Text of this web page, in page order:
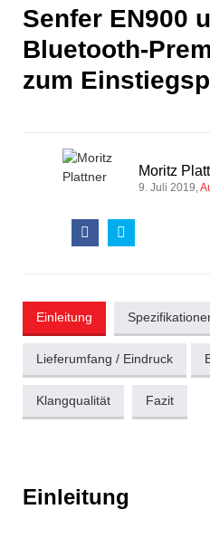
Senfer EN900
Bluetooth-
zum
Moritz
9. Juli 2019
Einleitung
Lieferumfang / Eindruck
Klangqualität Fazit
Einleitung